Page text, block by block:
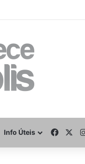
Info Úteis